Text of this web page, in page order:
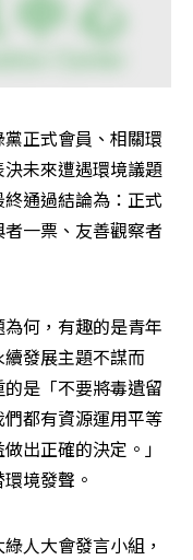
正式會員、相關環
未來遭遇環境議題
通過結論為：正式
一票、友善觀察者
何，有趣的是青年
發展主題不謀而
是「不要將毒遺留
都有資源運用平等
出正確的決定。」
境發聲。
人大會發言小組，